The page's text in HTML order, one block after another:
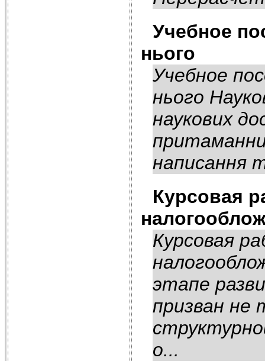
Учебное
нього
Учебное
нього
наукових
написання
Курсовая
Курсовая
этапе
призван
о...